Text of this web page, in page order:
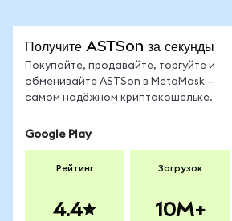
Получите ASTSon за секунды
Покупайте, продавайте, торгуйте и
обменивайте ASTSon в MetaMask —
самом надёжном криптокошельке.
Google Play
Рейтинг
4.4
Загрузок
10M+